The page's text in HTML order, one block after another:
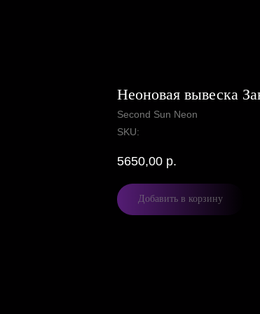
Неоновая вывеска
Second Sun Neon
SKU:
5650,00 р.
Добавить в корзину